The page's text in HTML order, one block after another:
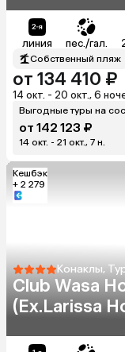
линия пес./гал.
Собственный пляж
от 134 410 ₽
14 окт. - 20 окт., 6
Выгодные туры на
от 142 123 ₽
14 окт. - 21 окт., 7 н.
Кешбэк
+ 2 279
Конаклы,
Club Wasa
(Ex.Larissa